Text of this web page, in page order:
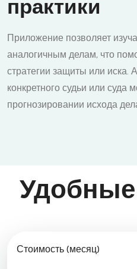
практики
Приложение позволяет
аналогичным делам, что
стратегии защиты или иска.
конкретного судьи или суда
прогнозировании исхода
Стоимость (месяц)